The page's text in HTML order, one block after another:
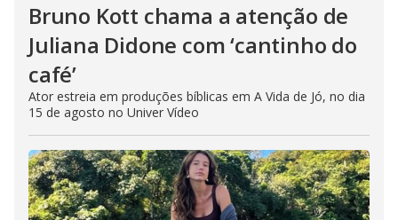
Bruno Kott chama a atenção de
Juliana Didone com ‘cantinho do
café’
Ator estreia em produções bíblicas em A Vida de Jó, no dia
15 de agosto no Univer Vídeo